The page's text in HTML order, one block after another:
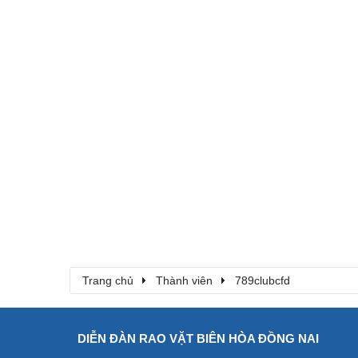
Trang chủ Thành viên 789clubcfd
DIỄN ĐÀN RAO VẶT BIÊN HÒA ĐỒNG NAI